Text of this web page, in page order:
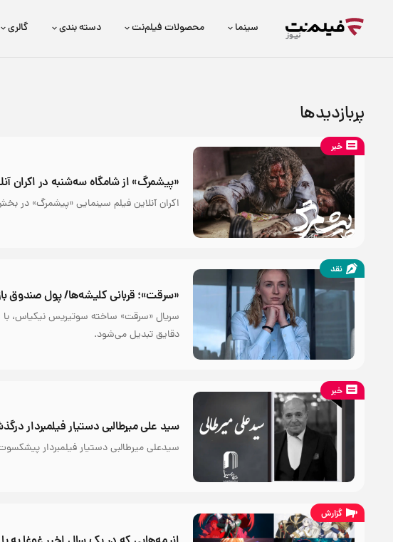
سینما محصولات فیلم‌نت دسته بندی گالری
پربازدیدها
خبر
«پیشمرگ» از شامگاه سه‌شنبه در اکران
اکران آنلاین فیلم سینمایی «پیشمرگ» در
نقد
«سرقت»؛ قربانی کلیشه‌ها/ پول صندوق
سریال «سرقت» ساخته سوتیریس نیکیاس، با
دقایق تبدیل می‌شود.
خبر
سید علی میرطالبی دستیار فیلمبردار
سیدعلی میرطالبی دستیار فیلمبردار
گزارش